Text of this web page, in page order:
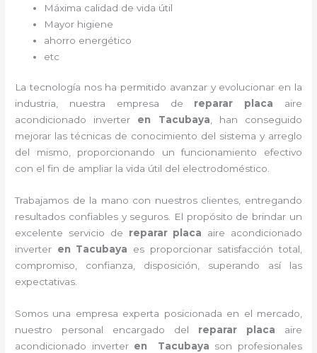
Máxima calidad de vida útil
Mayor higiene
ahorro energético
etc
La tecnología nos ha permitido avanzar y evolucionar en la
industria, nuestra empresa de reparar placa
aire
acondicionado inverter en Tacubaya, han conseguido
mejorar las técnicas de conocimiento del sistema y arreglo
del mismo, proporcionando un funcionamiento efectivo
con el fin de ampliar la vida útil del electrodoméstico.
Trabajamos de la mano con nuestros clientes, entregando
resultados confiables y seguros. El propósito de brindar un
excelente servicio de reparar placa
aire acondicionado
inverter en Tacubaya
es proporcionar satisfacción total,
compromiso, confianza, disposición, superando así las
expectativas.
Somos una empresa experta posicionada en el mercado,
nuestro personal encargado del reparar placa
aire
acondicionado inverteren Tacubaya son profesionales